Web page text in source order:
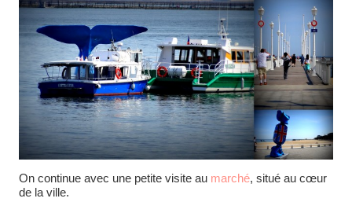
On continue avec une petite visite au marché, situé au cœur
de la ville.